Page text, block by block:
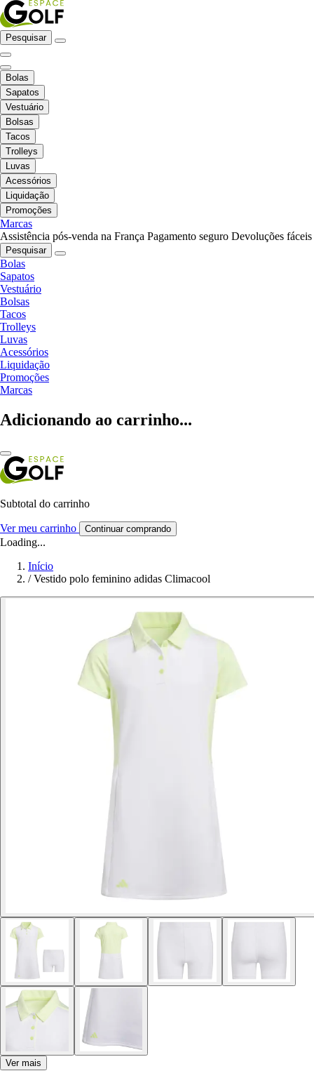
Pesquisar
Bolas
Sapatos
Vestuário
Bolsas
Tacos
Trolleys
Luvas
Acessórios
Liquidação
Promoções
Marcas
Assistência pós-venda na França Pagamento seguro Devoluções fáceis
Pesquisar
Bolas
Sapatos
Vestuário
Bolsas
Tacos
Trolleys
Luvas
Acessórios
Liquidação
Promoções
Marcas
Adicionando ao carrinho...
Subtotal do carrinho
Ver meu carrinho Continuar comprando
Loading...
Início
/ Vestido polo feminino adidas Climacool
Ver mais